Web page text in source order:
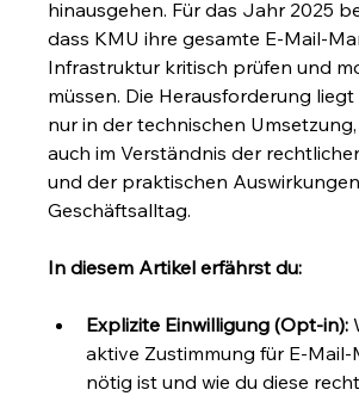
hinausgehen. Für das Jahr 2025
dass KMU ihre gesamte E-Mail-
Infrastruktur kritisch prüfen und
müssen. Die Herausforderung
nur in der technischen
auch im Verständnis der
und der praktischen
Geschäftsalltag.
In diesem Artikel erfährst du:
Explizite Einwilligung (Opt-in):
aktive Zustimmung für E-Mail-
nötig ist und wie du diese